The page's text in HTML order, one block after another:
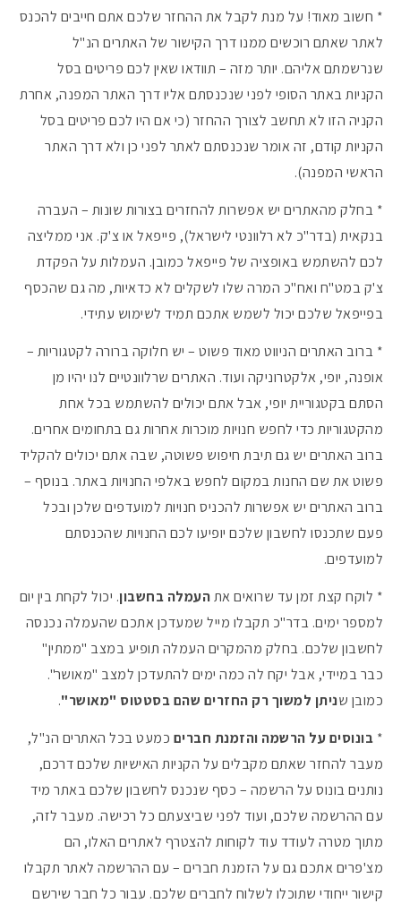
* חשוב מאוד! על מנת לקבל את ההחזר שלכם אתם חייבים להכנס
לאתר שאתם רוכשים ממנו דרך הקישור של האתרים הנ"ל
שנרשמתם אליהם. יותר מזה – תוודאו שאין לכם פריטים בסל
הקניות באתר הסופי לפני שנכנסתם אליו דרך האתר המפנה, אחרת
הקניה הזו לא תחשב לצורך ההחזר (כי אם היו לכם פריטים בסל
הקניות קודם, זה אומר שנכנסתם לאתר לפני כן ולא דרך האתר
הראשי המפנה).
* בחלק מהאתרים יש אפשרות להחזרים בצורות שונות – העברה
בנקאית (בדר"כ לא רלוונטי לישראל), פייפאל או צ'ק. אני ממליצה
לכם להשתמש באופציה של פייפאל כמובן. העמלות על הפקדת
צ'ק במט"ח ואח"כ המרה שלו לשקלים לא כדאיות, מה גם שהכסף
בפייפאל שלכם יכול לשמש אתכם תמיד לשימוש עתידי.
* ברוב האתרים הניווט מאוד פשוט – יש חלוקה ברורה לקטגוריות –
אופנה, יופי, אלקטרוניקה ועוד. האתרים שרלוונטיים לנו יהיו מן
הסתם בקטגוריית יופי, אבל אתם יכולים להשתמש בכל אחת
מהקטגוריות כדי לחפש חנויות מוכרות אחרות גם בתחומים אחרים.
ברוב האתרים יש גם תיבת חיפוש פשוטה, שבה אתם יכולים להקליד
פשוט את שם החנות במקום לחפש באלפי החנויות באתר. בנוסף –
ברוב האתרים יש אפשרות להכניס חנויות למועדפים שלכן ובכל
פעם שתכנסו לחשבון שלכם יופיעו לכם החנויות שהכנסתם
למועדפים.
* לוקח קצת זמן עד שרואים אתהעמלה בחשבון. יכול לקחת בין יום
למספר ימים. בדר"כ תקבלו מייל שמעדכן אתכם שהעמלה נכנסה
לחשבון שלכם. בחלק מהמקרים העמלה תופיע במצב "ממתין"
כבר במיידי, אבל יקח לה כמה ימים להתעדכן למצב "מאושר".
כמובן שניתן למשוך רק החזרים שהם בסטטוס "מאושר".
* בונוסים על הרשמה והזמנת חברים כמעט בכל האתרים הנ"ל,
מעבר להחזר שאתם מקבלים על הקניות האישיות שלכם דרכם,
נותנים בונוס על הרשמה – כסף שנכנס לחשבון שלכם באתר מיד
עם ההרשמה שלכם, ועוד לפני שביצעתם כל רכישה. מעבר לזה,
מתוך מטרה לעודד עוד לקוחות להצטרף לאתרים האלו, הם
מצ'פרים אתכם גם על הזמנת חברים – עם ההרשמה לאתר תקבלו
קישור ייחודי שתוכלו לשלוח לחברים שלכם. עבור כל חבר שירשם